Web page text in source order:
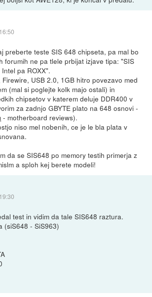
preberte teste SIS 648 chipseta, pa mal bo
forumih ne pa tlele prbijat izjave tipa: "SIS
pa ROXX".
USB 2.0, 1GB hitro povezavo med
(mal si poglejte kolk majo ostali) in
chipsetov v katerem deluje DDR400 v
za zadnjo GBYTE plato na 648 osnovi -
- motherboard reviews).
niso mel nobenih, ce je le bla plata v
da se SIS648 po memory testih primerja z
a sploh kej berete modeli!
test in vidim da tale SIS648 raztura.
(siS648 - SiS963)